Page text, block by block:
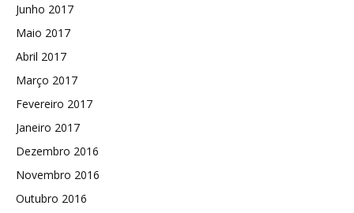
Junho 2017
Maio 2017
Abril 2017
Março 2017
Fevereiro 2017
Janeiro 2017
Dezembro 2016
Novembro 2016
Outubro 2016